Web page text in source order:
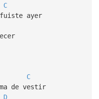
C
ayer
C
de vestir
D